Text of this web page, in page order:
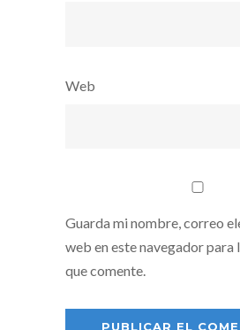
Web
Guarda mi nombre, correo
web en este navegador para
que comente.